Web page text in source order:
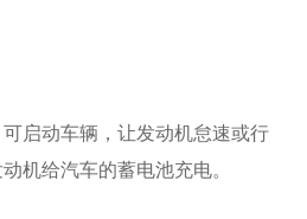
启动车辆，让发动机怠速或行
机给汽车的蓄电池充电。